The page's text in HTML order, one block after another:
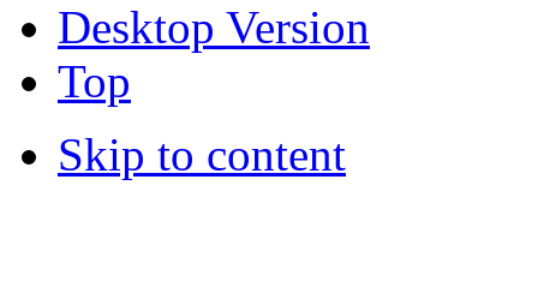
Desktop Version
Top
Skip to content